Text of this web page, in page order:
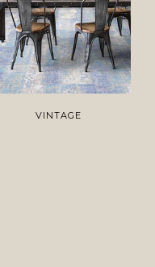
VINTAGE